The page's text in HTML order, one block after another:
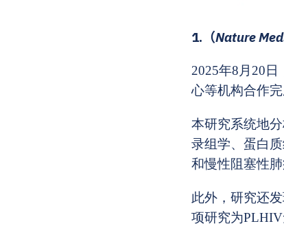
1. （Nature
2025年8月20日
心等机构合作
本研究系统地
录组学、蛋白
和慢性阻塞性肺
此外，研究还
项研究为